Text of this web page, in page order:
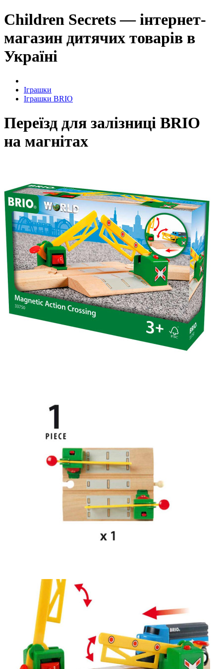
Children Secrets — інтернет-
магазин дитячих товарів в
Україні
Іграшки
Іграшки BRIO
Переїзд для залізниці BRIO
на магнітах